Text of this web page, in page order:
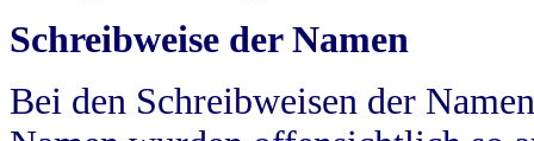
Schreibweise der Namen
Bei den Schreibweisen der